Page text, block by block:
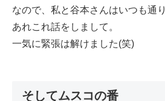
なので、私と谷本さんはいつも通り
あれこれ話をしまして。
一気に緊張は解けました(笑)
そしてムスコの番